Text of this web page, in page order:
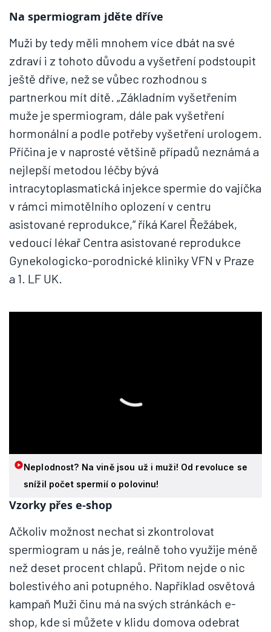
Na spermiogram jděte dříve
Muži by tedy měli mnohem více dbát na své
zdraví i z tohoto důvodu a vyšetření podstoupit
ještě dříve, než se vůbec rozhodnou s
partnerkou mít dítě. „Základním vyšetřením
muže je spermiogram, dále pak vyšetření
hormonální a podle potřeby vyšetření urologem.
Příčina je v naprosté většině případů neznámá a
nejlepší metodou léčby bývá
intracytoplasmatická injekce spermie do vajíčka
v rámci mimotělního oplození v centru
asistované reprodukce,“ říká Karel Řežábek,
vedoucí lékař Centra asistované reprodukce
Gynekologicko-porodnické kliniky VFN v Praze
a 1. LF UK.
Neplodnost? Na vině jsou už i muži! Od revoluce se
snížil počet spermií o polovinu!
Vzorky přes e-shop
Ačkoliv možnost nechat si zkontrolovat
spermiogram u nás je, reálně toho využije méně
než deset procent chlapů. Přitom nejde o nic
bolestivého ani potupného. Například osvětová
kampaň Muži činu má na svých stránkách e-
shop, kde si můžete v klidu domova odebrat